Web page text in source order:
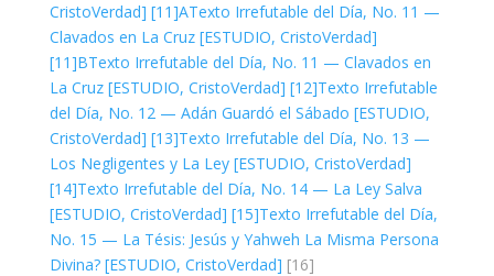
CristoVerdad] [11]ATexto Irrefutable del Día, No. 11 —
Clavados en La Cruz [ESTUDIO, CristoVerdad]
[11]BTexto Irrefutable del Día, No. 11 — Clavados en
La Cruz [ESTUDIO, CristoVerdad] [12]Texto Irrefutable
del Día, No. 12 — Adán Guardó el Sábado [ESTUDIO,
CristoVerdad] [13]Texto Irrefutable del Día, No. 13 —
Los Negligentes y La Ley [ESTUDIO, CristoVerdad]
[14]Texto Irrefutable del Día, No. 14 — La Ley Salva
[ESTUDIO, CristoVerdad] [15]Texto Irrefutable del Día,
No. 15 — La Tésis: Jesús y Yahweh La Misma Persona
Divina? [ESTUDIO, CristoVerdad] [16]